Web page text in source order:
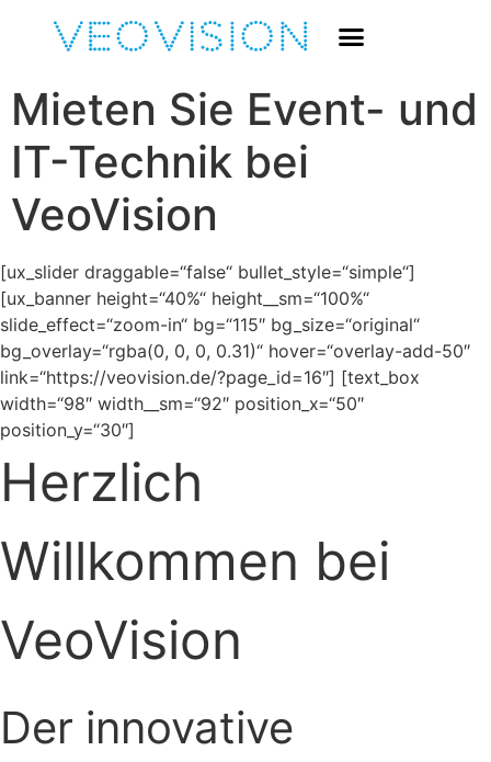
Mieten Sie Event- und
IT-Technik bei
VeoVision
[ux_slider draggable=“false“ bullet_style=“simple“]
[ux_banner height=“40%“ height__sm=“100%“
slide_effect=“zoom-in“ bg=“115″ bg_size=“original“
bg_overlay=“rgba(0, 0, 0, 0.31)“ hover=“overlay-add-50″
link=“https://veovision.de/?page_id=16″] [text_box
width=“98″ width__sm=“92″ position_x=“50″
position_y=“30″]
Herzlich
Willkommen bei
VeoVision
Der innovative